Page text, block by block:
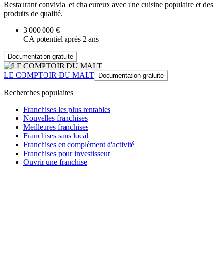
Restaurant convivial et chaleureux avec une cuisine populaire et des
produits de qualité.
3 000 000 €
CA potentiel après 2 ans
Documentation gratuite
LE COMPTOIR DU MALT Documentation gratuite
Recherches populaires
Franchises les plus rentables
Nouvelles franchises
Meilleures franchises
Franchises sans local
Franchises en complément d'activité
Franchises pour investisseur
Ouvrir une franchise